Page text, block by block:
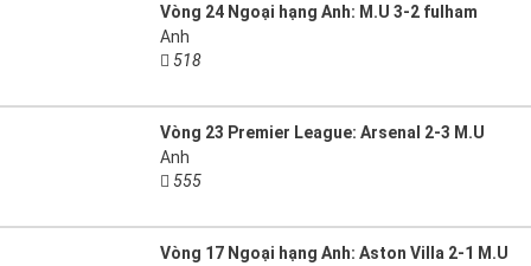
Vòng 24 Ngoại hạng Anh: M.U 3-2 fulham
Anh
518
Vòng 23 Premier League: Arsenal 2-3 M.U
Anh
555
Vòng 17 Ngoại hạng Anh: Aston Villa 2-1 M.U